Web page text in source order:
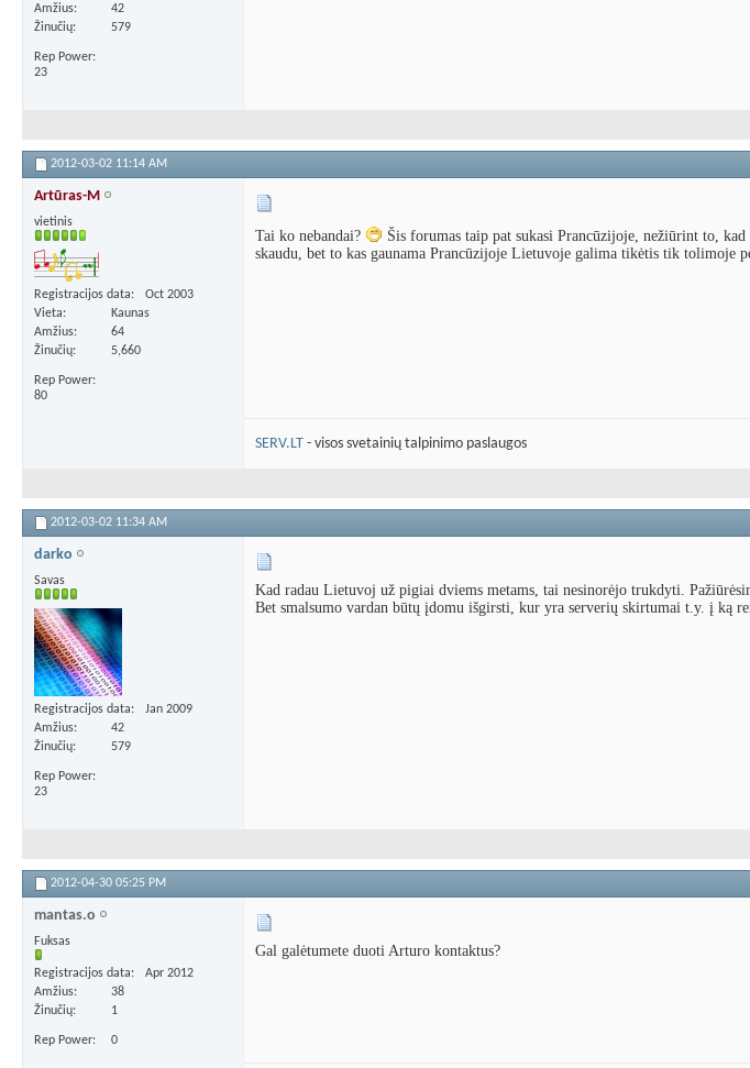
Amžius
42
Žinučių
579
Rep Power
23
2012-03-02 11:14 AM
Artūras-M
vietinis
Registracijos data
Oct 2003
Vieta
Kaunas
Amžius
64
Žinučių
5,660
Rep Power
80
Tai ko nebandai?
Šis forumas taip pat sukasi Prancūzijoje, nežiūrint to,
skaudu, bet to kas gaunama Prancūzijoje Lietuvoje galima tikėtis tik tolimoje
SERV.LT - visos svetainių talpinimo paslaugos
2012-03-02 11:34 AM
darko
Savas
Registracijos data
Jan 2009
Amžius
42
Žinučių
579
Rep Power
23
Kad radau Lietuvoj už pigiai dviems metams, tai nesinorėjo trukdyti.
Bet smalsumo vardan būtų įdomu išgirsti, kur yra serverių skirtumai t.y. į ką
2012-04-30 05:25 PM
mantas.o
Fuksas
Registracijos data
Apr 2012
Amžius
38
Žinučių
1
Rep Power 0
Gal galėtumete duoti Arturo kontaktus?